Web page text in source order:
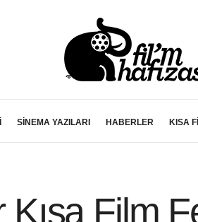
SİNEMA YAZILARI HABERLER KISA
Film